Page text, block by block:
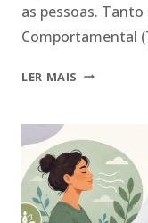
as pessoas.
Comportamental
LER MAIS TCC
TERAPIA
COMBINA
COM
O